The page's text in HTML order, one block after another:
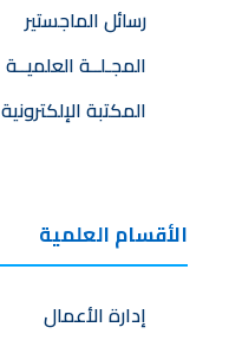
رسائل الماجستير
المجـلــة العلميــة
المكتبة الإلكترونية
الأقسام العلمية
إدارة الأعمال